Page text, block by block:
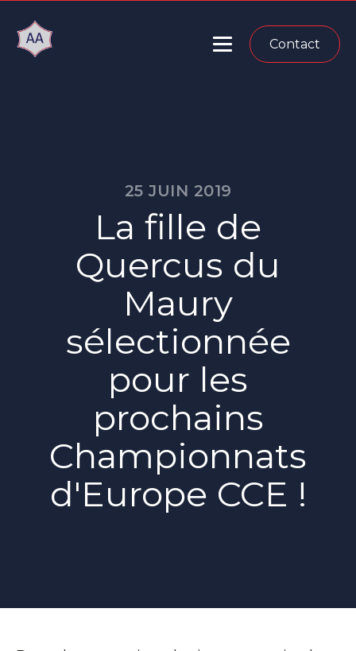
Contact
25 JUIN 2019
La fille de
Quercus du
Maury
sélectionnée
pour les
prochains
Championnats
d'Europe CCE !